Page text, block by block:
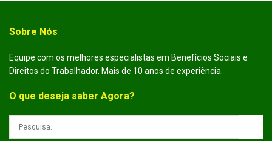
Sobre Nós
Equipe com os melhores especialistas em Benefícios Sociais e
Direitos do Trabalhador. Mais de 10 anos de experiência.
O que deseja saber Agora?